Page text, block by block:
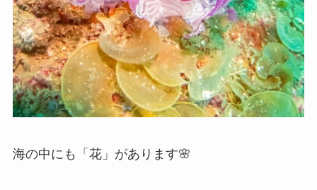
海の中にも「花」があります🌸